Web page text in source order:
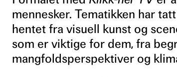
mennesker. Tematikken har
hentet fra visuell kunst og
som er viktige for dem, fra
mangfoldsperspektiver og